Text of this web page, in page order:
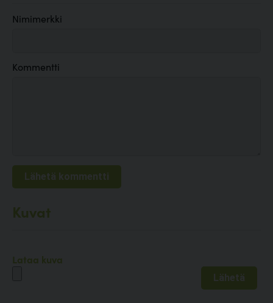
Nimimerkki
Kommentti
Kuvat
Lataa kuva